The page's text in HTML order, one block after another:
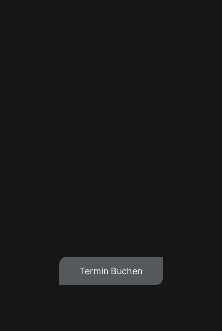
Termin Buchen